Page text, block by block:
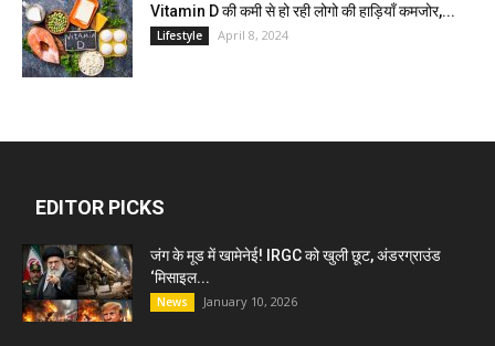
Vitamin D की कमी से हो रही लोगो की हाड़ियाँ कमजोर,...
Lifestyle April 8, 2024
EDITOR PICKS
जंग के मूड में खामेनेई! IRGC को खुली छूट, अंडरग्राउंड
‘मिसाइल...
News January 10, 2026